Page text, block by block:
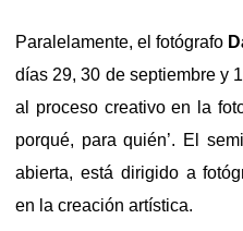
Paralelamente, el fotógrafo
días 29, 30 de septiembre y
al proceso creativo en la
porqué, para quién’. El
abierta, está dirigido a
en la creación artística.